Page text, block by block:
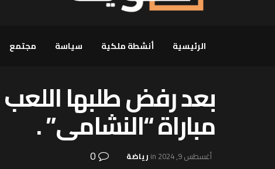
الرئيسية أنشطة ملكية سياسة مجتمع
بعد رفض طلبها
مباراة “النشامى” .
أغسطس 9, 2024 in رياضة